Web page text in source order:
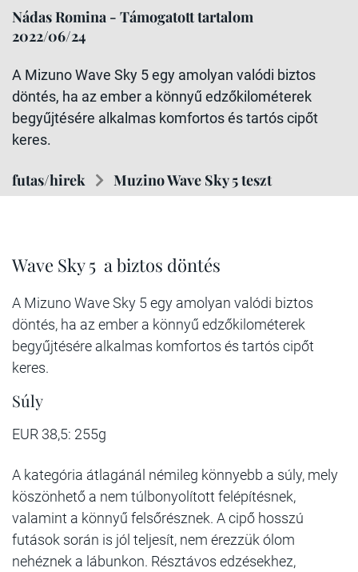
Nádas Romina - Támogatott tartalom
2022/06/24
A Mizuno Wave Sky 5 egy amolyan valódi biztos
döntés, ha az ember a könnyű edzőkilométerek
begyűjtésére alkalmas komfortos és tartós cipőt
keres.
futas/hirek Muzino Wave Sky 5 teszt
Wave Sky 5 a biztos döntés
A Mizuno Wave Sky 5 egy amolyan valódi biztos
döntés, ha az ember a könnyű edzőkilométerek
begyűjtésére alkalmas komfortos és tartós cipőt
keres.
Súly
EUR 38,5: 255g
A kategória átlagánál némileg könnyebb a súly, mely
köszönhető a nem túlbonyolított felépítésnek,
valamint a könnyű felsőrésznek. A cipő hosszú
futások során is jól teljesít, nem érezzük ólom
nehéznek a lábunkon. Résztávos edzésekhez,